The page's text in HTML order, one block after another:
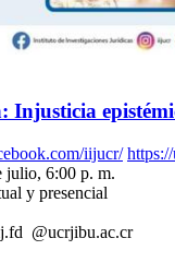
Injusticia
iijucr/
julio, 6:00 p. m.
y presencial
@ucrjibu.ac.cr